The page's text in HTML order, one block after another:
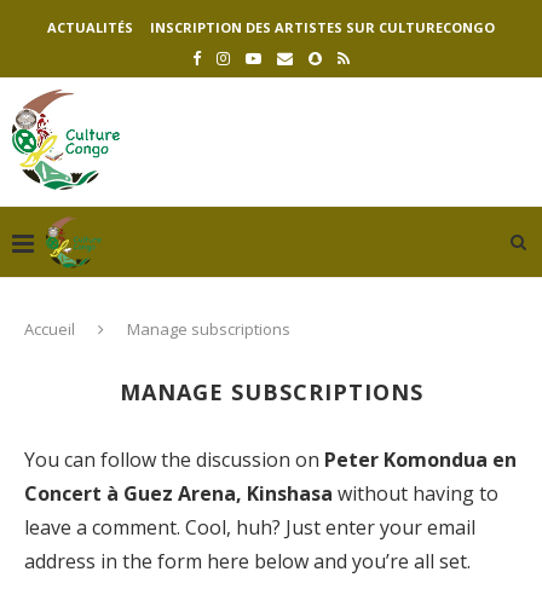
ACTUALITÉS INSCRIPTION DES ARTISTES SUR CULTURECONGO
Accueil Manage subscriptions
MANAGE SUBSCRIPTIONS
You can follow the discussion on Peter Komondua en
Concert à Guez Arena, Kinshasa without having to
leave a comment. Cool, huh? Just enter your email
address in the form here below and you’re all set.